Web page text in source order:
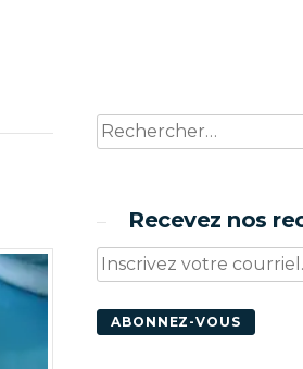
Rechercher :
Recevez nos